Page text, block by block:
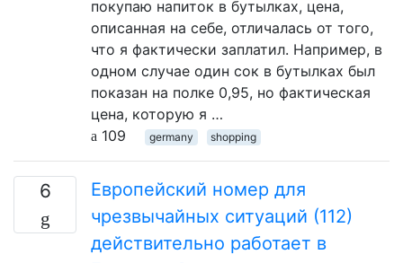
покупаю напиток в бутылках, цена,
описанная на себе, отличалась от того,
что я фактически заплатил. Например, в
одном случае один сок в бутылках был
показан на полке 0,95, но фактическая
цена, которую я …
109
germany shopping
6
Европейский номер для
чрезвычайных ситуаций (112)
действительно работает в